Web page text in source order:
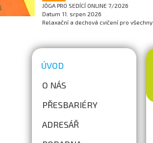
JÓGA PRO SEDÍCÍ ONLINE 7/2026
Datum 11. srpen 2026
Relaxační a dechová cvičení pro všechny.
ÚVOD
O NÁS
PŘESBARIÉRY
ADRESÁŘ